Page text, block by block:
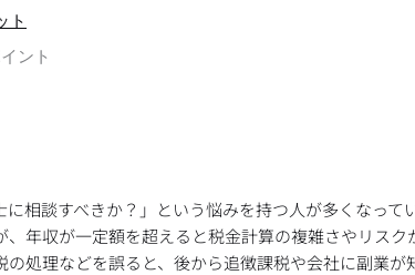
ト
ント
相談すべきか？」という悩みを持つ人が多くなって
年収が一定額を超えると税金計算の複雑さやリス
処理などを誤ると、後から追徴課税や会社に副業